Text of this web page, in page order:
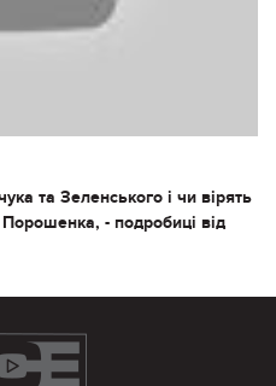
та Зеленського і чи вірять
- подробиці від